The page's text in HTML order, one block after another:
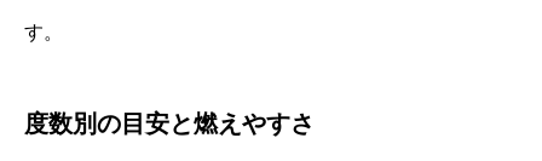
す。
度数別の目安と燃えやすさ